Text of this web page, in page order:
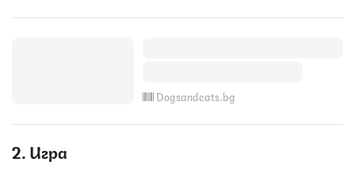
Dogsandcats.bg
2. Игра